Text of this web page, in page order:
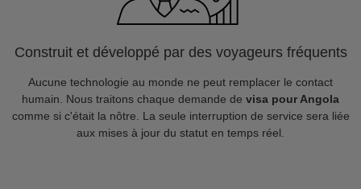
Construit et développé par des voyageurs fréquents
Aucune technologie au monde ne peut remplacer le contact
humain. Nous traitons chaque demande de visa pour Angola
comme si c'était la nôtre. La seule interruption de service sera liée
aux mises à jour du statut en temps réel.